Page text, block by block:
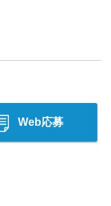
Web応募